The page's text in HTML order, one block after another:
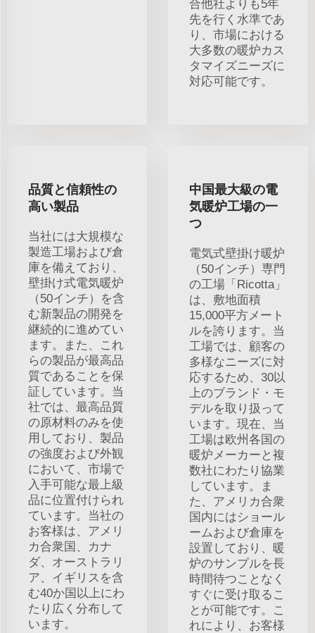
合他社よりも5年
先を行く水準であ
り、市場における
大多数の暖炉カス
タマイズニーズに
対応可能です。
品質と信頼性の
高い製品
当社には大規模な
製造工場および倉
庫を備えており、
壁掛け式電気暖炉
（50インチ）を含
む新製品の開発を
継続的に進めてい
ます。また、これ
らの製品が最高品
質であることを保
証しています。当
社では、最高品質
の原材料のみを使
用しており、製品
の強度および外観
において、市場で
入手可能な最上級
品に位置付けられ
ています。当社の
お客様は、アメリ
カ合衆国、カナ
ダ、オーストラリ
ア、イギリスを含
む40か国以上にわ
たり広く分布して
います。
中国最大級の電
気暖炉工場の一
つ
電気式壁掛け暖炉
（50インチ）専門
の工場「Ricotta」
は、敷地面積
15,000平方メート
ルを誇ります。当
工場では、顧客の
多様なニーズに対
応するため、30以
上のブランド・モ
デルを取り扱って
います。現在、当
工場は欧州各国の
暖炉メーカーと複
数社にわたり協業
しています。ま
た、アメリカ合衆
国内にはショール
ームおよび倉庫を
設置しており、暖
炉のサンプルを長
時間待つことなく
すぐに受け取るこ
とが可能です。こ
れにより、お客様